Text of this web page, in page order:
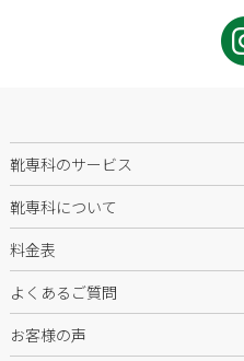
靴専科のサービス
靴専科について
料金表
よくあるご質問
お客様の声